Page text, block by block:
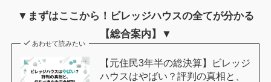
▼まずはここから！ビレッジハウスの全てが分かる
【総合案内】▼
あわせて読みたい
【元住民3年半の総決算】ビレッジ
ハウスはやばい？評判の真相と、